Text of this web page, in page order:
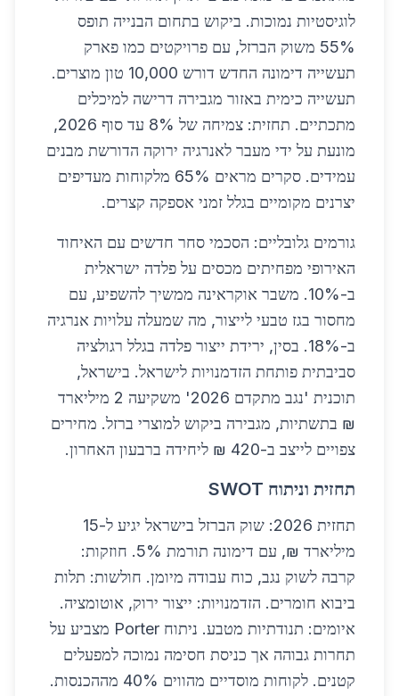
לוגיסטיות נמוכות. ביקוש בתחום הבנייה תופס
55% משוק הברזל, עם פרויקטים כמו פארק
תעשייה דימונה החדש דורש 10,000 טון מוצרים.
תעשייה כימית באזור מגבירה דרישה למיכלים
מתכתיים. תחזית: צמיחה של 8% עד סוף 2026,
מונעת על ידי מעבר לאנרגיה ירוקה הדורשת מבנים
עמידים. סקרים מראים 65% מלקוחות מעדיפים
יצרנים מקומיים בגלל זמני אספקה קצרים.
גורמים גלובליים: הסכמי סחר חדשים עם האיחוד
האירופי מפחיתים מכסים על פלדה ישראלית
ב-10%. משבר אוקראינה ממשיך להשפיע, עם
מחסור בגז טבעי לייצור, מה שמעלה עלויות אנרגיה
ב-18%. בסין, ירידת ייצור פלדה בגלל רגולציה
סביבתית פותחת הזדמנויות לישראל. בישראל,
תוכנית 'נגב מתקדם 2026' משקיעה 2 מיליארד
₪ בתשתיות, מגבירה ביקוש למוצרי ברזל. מחירים
צפויים לייצב ב-420 ₪ ליחידה ברבעון האחרון.
תחזית וניתוח SWOT
תחזית 2026: שוק הברזל בישראל יגיע ל-15
מיליארד ₪, עם דימונה תורמת 5%. חוזקות:
קרבה לשוק נגב, כוח עבודה מיומן. חולשות: תלות
ביבוא חומרים. הזדמנויות: ייצור ירוק, אוטומציה.
איומים: תנודתיות מטבע. ניתוח Porter מצביע על
תחרות גבוהה אך כניסת חסימה נמוכה למפעלים
קטנים. לקוחות מוסדיים מהווים 40% מההכנסות.